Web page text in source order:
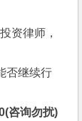
资律师，
否继续行
咨询勿扰)